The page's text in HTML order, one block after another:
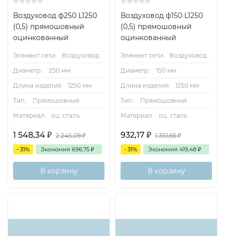
Воздуховод ф250 L1250
(0,5) прямошовный
оцинкованный
Элемент сети:
Воздуховод
Диаметр.:
250 мм
Длина изделия:
1250 мм
Тип.:
Прямошовный
Материал:
оц. сталь
1 548,34 ₽ 2 245,09₽
- 31% Экономия 696,75 ₽
В корзину
Воздуховод ф150 L1250
(0,5) прямошовный
оцинкованный
Элемент сети:
Воздуховод
Диаметр.:
150 мм
Длина изделия:
1250 мм
Тип.:
Прямошовный
Материал:
оц. сталь
932,17 ₽ 1 351,65₽
- 31% Экономия 419,48 ₽
В корзину